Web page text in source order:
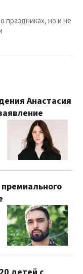
праздниках, но и не
Анастасия